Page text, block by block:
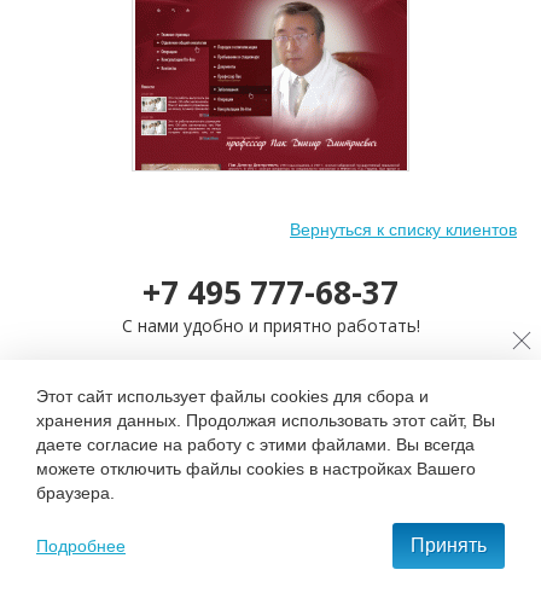
Разработка персонального
Пака(2008)
Вернуться к списку клиентов
+7 495 777-68-37
С нами удобно и приятно работать!
ОСТАВИТЬ ЗАЯВКУ
107207, Москва, Щёлковское ш., д. 77, стр. 1, оф. 310
Этот сайт использует файлы cookies для сбора и
хранения данных. Продолжая использовать этот сайт, Вы
даете согласие на работу с этими файлами. Вы всегда
можете отключить файлы cookies в настройках Вашего
браузера.
Подробнее Принять